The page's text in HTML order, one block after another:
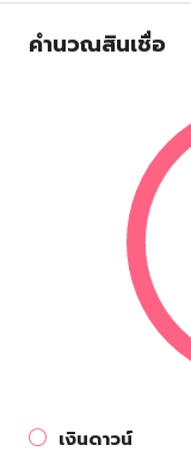
คำนวณสินเชื่อ
เงินดาวน์